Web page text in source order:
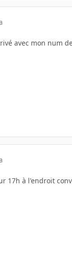
avec mon num
17h à l'endroit